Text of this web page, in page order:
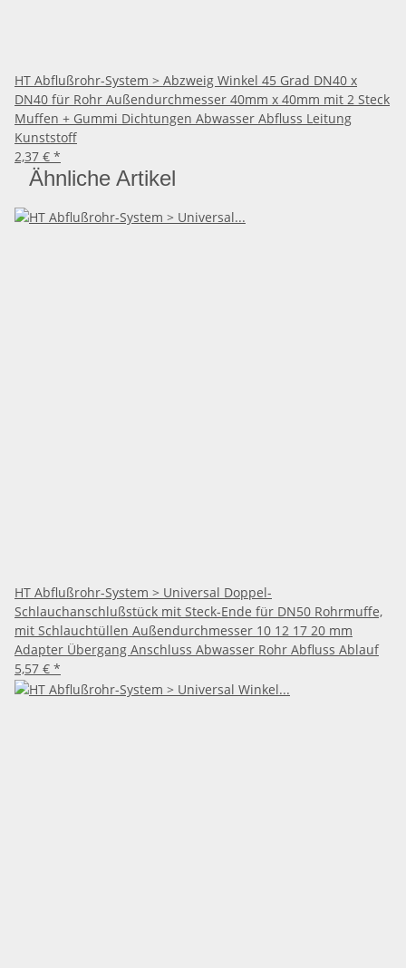
HT Abflußrohr-System > Abzweig Winkel 45 Grad DN40 x
DN40 für Rohr Außendurchmesser 40mm x 40mm mit 2 Steck
Muffen + Gummi Dichtungen Abwasser Abfluss Leitung
Kunststoff
2,37 € *
Ähnliche Artikel
HT Abflußrohr-System > Universal Doppel-
Schlauchanschlußstück mit Steck-Ende für DN50 Rohrmuffe,
mit Schlauchtüllen Außendurchmesser 10 12 17 20 mm
Adapter Übergang Anschluss Abwasser Rohr Abfluss Ablauf
5,57 € *